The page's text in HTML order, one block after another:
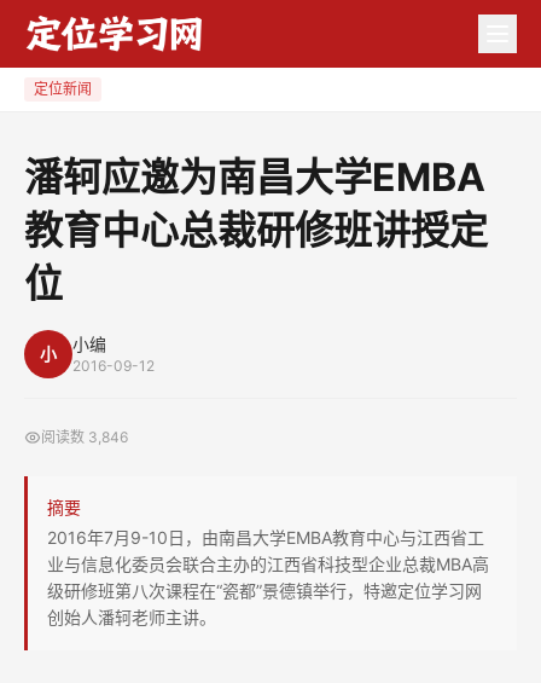
定位新闻
潘轲应邀为南昌大学EMBA
教育中心总裁研修班讲授定
位
小 小编
2016-09-12
阅读数 3,846
摘要
2016年7月9-10日，由南昌大学EMBA教育中心与江西省工
业与信息化委员会联合主办的江西省科技型企业总裁MBA高
级研修班第八次课程在“瓷都”景德镇举行，特邀定位学习网
创始人潘轲老师主讲。